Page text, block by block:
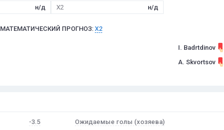
н/д X2 н/д
МАТЕМАТИЧЕСКИЙ ПРОГНОЗ: X2
I. Badrtdinov
A. Skvortsov
-3.5
Ожидаемые голы (хозяева)